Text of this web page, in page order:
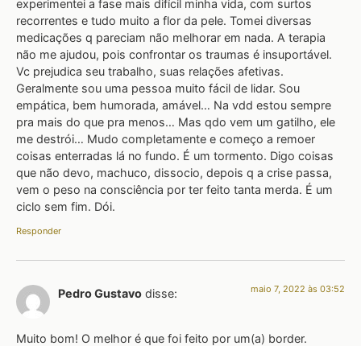
experimentei a fase mais difícil minha vida, com surtos
recorrentes e tudo muito a flor da pele. Tomei diversas
medicações q pareciam não melhorar em nada. A terapia
não me ajudou, pois confrontar os traumas é insuportável.
Vc prejudica seu trabalho, suas relações afetivas.
Geralmente sou uma pessoa muito fácil de lidar. Sou
empática, bem humorada, amável… Na vdd estou sempre
pra mais do que pra menos… Mas qdo vem um gatilho, ele
me destrói… Mudo completamente e começo a remoer
coisas enterradas lá no fundo. É um tormento. Digo coisas
que não devo, machuco, dissocio, depois q a crise passa,
vem o peso na consciência por ter feito tanta merda. É um
ciclo sem fim. Dói.
Responder
Pedro Gustavo disse: maio 7, 2022 às 03:52
Muito bom! O melhor é que foi feito por um(a) border.